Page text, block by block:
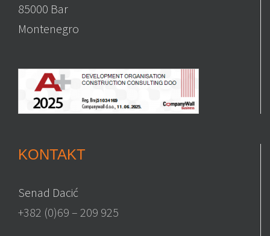
85000 Bar
Montenegro
KONTAKT
Senad Dacić
+382 (0)69 – 209 925